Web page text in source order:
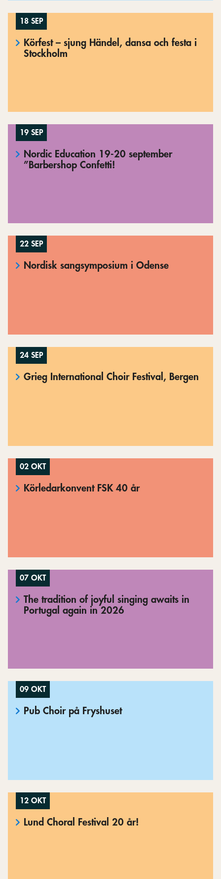
18 SEP
Körfest – sjung Händel, dansa och festa i
Stockholm
19 SEP
Nordic Education 19-20 september
”Barbershop Confetti!
22 SEP
Nordisk sangsymposium i Odense
24 SEP
Grieg International Choir Festival, Bergen
02 OKT
Körledarkonvent FSK 40 år
07 OKT
The tradition of joyful singing awaits in
Portugal again in 2026
09 OKT
Pub Choir på Fryshuset
12 OKT
Lund Choral Festival 20 år!